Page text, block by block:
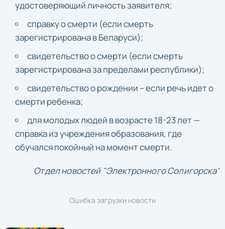
удостоверяющий личность заявителя;
справку о смерти (если смерть
зарегистрирована в Беларуси);
свидетельство о смерти (если смерть
зарегистрирована за пределами республики);
свидетельство о рождении – если речь идет о
смерти ребенка;
для молодых людей в возрасте 18-23 лет —
справка из учреждения образования, где
обучался покойный на момент смерти.
Отдел новостей "Электронного Солигорска"
Ошибка загрузки новости